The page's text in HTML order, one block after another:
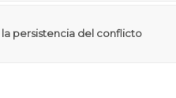
persistencia del conflicto